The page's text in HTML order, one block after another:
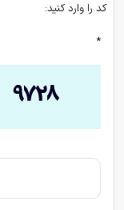
کد را وارد کنید:
*